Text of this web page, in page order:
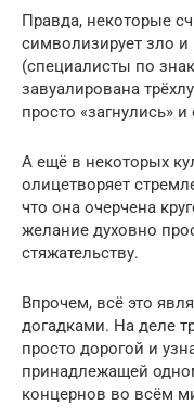
Правда, некоторые
символизирует зло
(специалисты по
завуалирована
просто «загнулись»
А ещё в некоторых
олицетворяет
что она очерчена
желание духовно
стяжательству.
Впрочем, всё это
догадками. На деле
просто дорогой и
принадлежащей
концернов во всём